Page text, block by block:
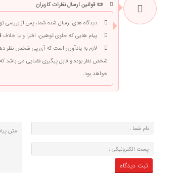
📜 قوانین ارسال نظرات کاربران
دیدگاه های ارسال شده شما، پس از بررسی
پیام هایی که حاوی توهین، افترا و یا خلاف
لازم به یادآوری است که آی پی شخص نظر
شخص نظر بوده و قابل پیگیری قضایی می
خواهد بود.